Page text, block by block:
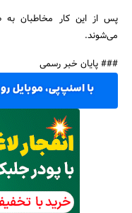
پس از این کار مخاطبان به
می‌شوند.
### پایان خبر رسمی